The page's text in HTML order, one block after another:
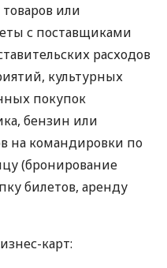
или
с поставщиками
расходов
культурных
покупок
бензин или
на командировки по
(бронирование
билетов, аренду
карт: